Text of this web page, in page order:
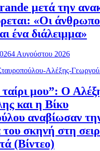
μετά την
«Οι
ένα διάλειμμα»
4 Αυγούστου 2026
ταίρι μου”: Ο
και η Βίκυ
αναβίωσαν
του σκηνή στη
(Βίντεο)